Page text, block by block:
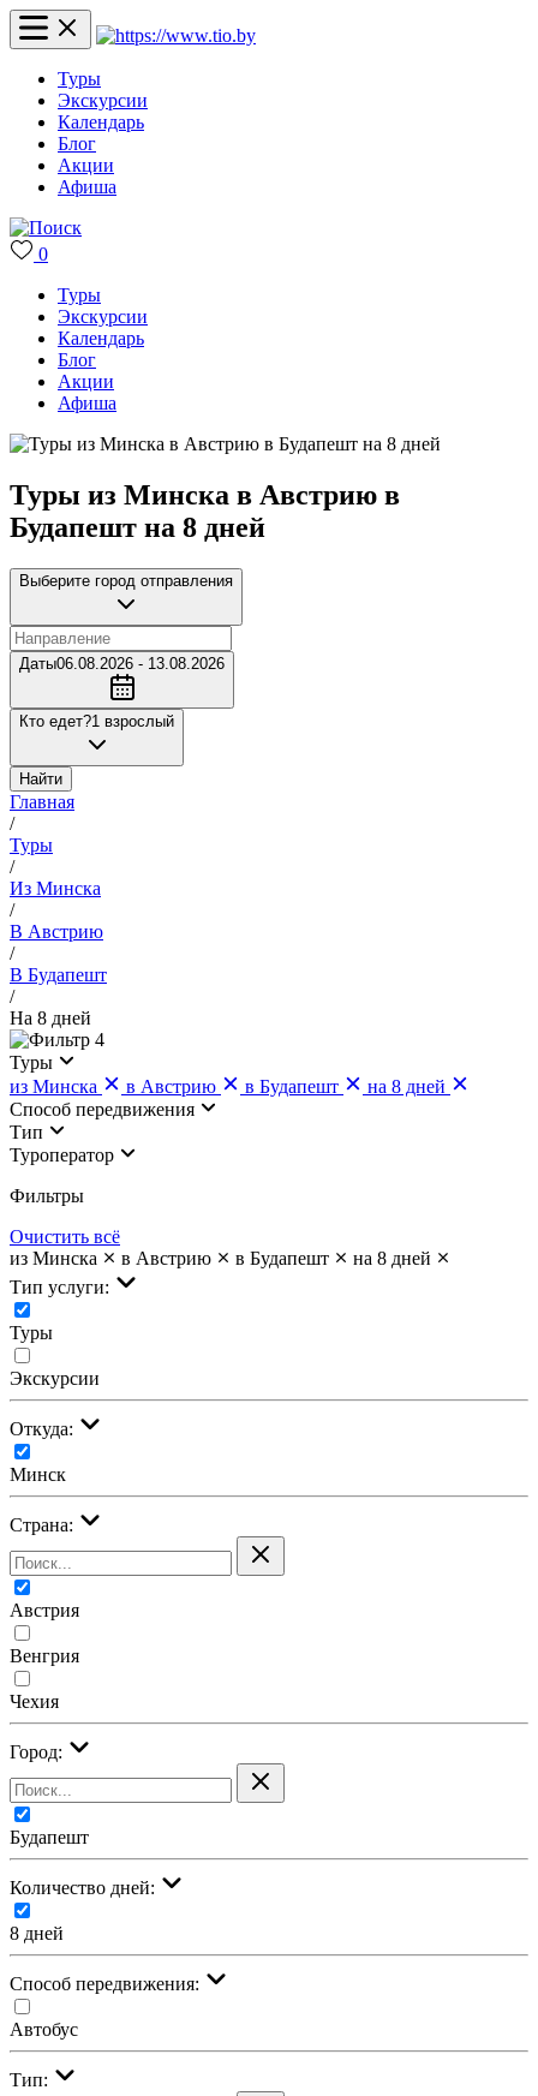
Туры
Экскурсии
Календарь
Блог
Акции
Афиша
0
Туры
Экскурсии
Календарь
Блог
Акции
Афиша
Туры из Минска в Австрию в
Будапешт на 8 дней
Выберите город отправления
Даты06.08.2026 - 13.08.2026
Кто едет?1 взрослый
Найти
Главная
/
Туры
/
Из Минска
/
В Австрию
/
В Будапешт
/
На 8 дней
4
Туры
из Минска
в Австрию в Будапешт
на 8 дней
Cпособ передвижения
Тип
Туроператор
Фильтры
Очистить всё
из Минска
в Австрию в Будапешт
на 8 дней
Тип услуги:
Туры
Экскурсии
Откуда:
Минск
Страна:
Австрия
Венгрия
Чехия
Город:
Будапешт
Количество дней:
8 дней
Cпособ передвижения:
Автобус
Тип: